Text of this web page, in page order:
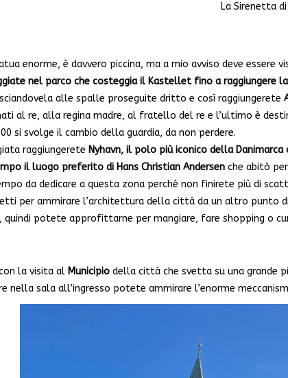
La Sirenetta
enorme, è davvero piccina, ma a mio avviso deve essere
nel parco che costeggia il Kastellet fino a raggiungere
alle spalle proseguite dritto e così raggiungerete
al re, alla regina madre, al fratello del re e l’ultimo è
si svolge il cambio della guardia, da non perdere.
raggiungerete Nyhavn, il polo più iconico della
il luogo preferito di Hans Christian Andersen che abitò
da dedicare a questa zona perché non finirete più di
per ammirare l’architettura della città da un altro punto
potete approfittarne per mangiare, fare shopping o
la visita al Municipio della città che svetta su una grande
sala all’ingresso potete ammirare l’enorme